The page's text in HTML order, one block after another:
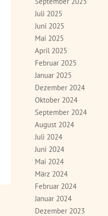
Juli 2025
Juni 2025
Mai 2025
April 2025
Februar 2025
Januar 2025
Dezember 2024
Oktober 2024
September 2024
August 2024
Juli 2024
Juni 2024
Mai 2024
März 2024
Februar 2024
Januar 2024
Dezember 2023